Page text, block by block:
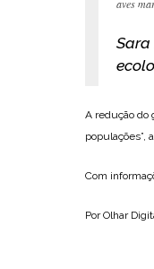
aves
Sara
A redução do
populações”,
Com
Por Olhar